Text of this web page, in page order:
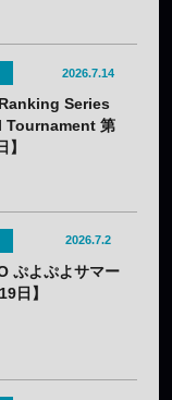
2026.7.14
Series
Tournament 第
2026.7.2
ぷよぷよサマー
日】